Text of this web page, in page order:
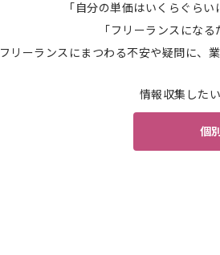
「自分の単価はいくらぐら
「フリーランスにな
フリーランスにまつわる不安や疑問に、
情報収集した
個